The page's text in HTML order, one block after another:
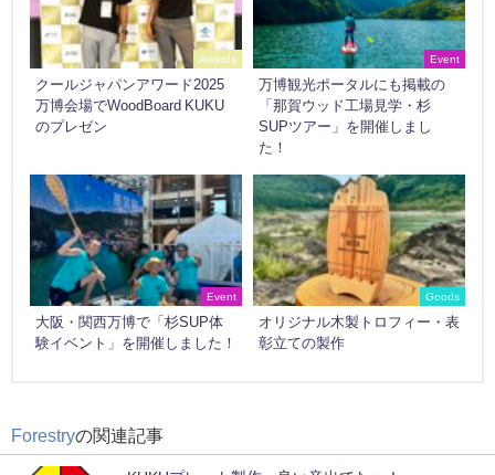
Awards
クールジャパンアワード2025
万博会場でWoodBoard KUKU
のプレゼン
Event
万博観光ポータルにも掲載の
「那賀ウッド工場見学・杉
SUPツアー」を開催しまし
た！
Event
大阪・関西万博で「杉SUP体
験イベント」を開催しました！
Goods
オリジナル木製トロフィー・表
彰立ての製作
Forestryの関連記事